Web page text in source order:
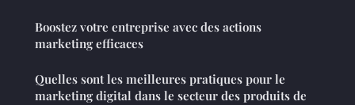
Boostez votre entreprise avec des actions
marketing efficaces
Quelles sont les meilleures pratiques pour le
marketing digital dans le secteur des produits de